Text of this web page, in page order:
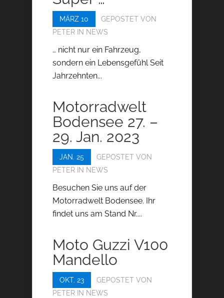
MÄRZ 10
GEPOSTET VON
PETER IN NEWS
… nicht nur ein Fahrzeug,
sondern ein Lebensgefühl Seit
Jahrzehnten...
Motorradwelt
Bodensee 27. –
29. Jan. 2023
JAN. 25
GEPOSTET VON
PETER IN NEWS
Besuchen Sie uns auf der
Motorradwelt Bodensee. Ihr
findet uns am Stand Nr....
Moto Guzzi V100
Mandello
OKT. 23
GEPOSTET VON
PETER IN NEWS